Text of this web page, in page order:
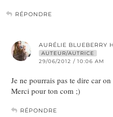
RÉPONDRE
AURÉLIE BLUEBERRY
AUTEUR/AUTRICE
29/06/2012 / 10:06 AM
Je ne pourrais pas te dire car
Merci pour ton com ;)
RÉPONDRE